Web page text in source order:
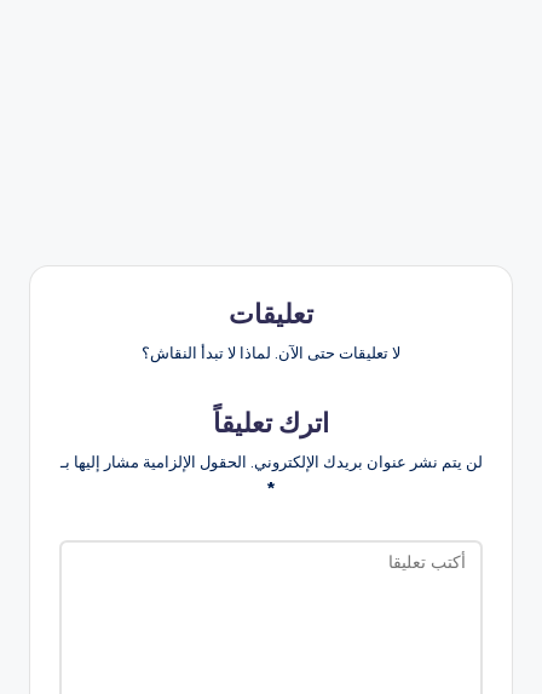
تعليقات
لا تعليقات حتى الآن. لماذا لا تبدأ النقاش؟
اترك تعليقاً
لن يتم نشر عنوان بريدك الإلكتروني. الحقول الإلزامية مشار إليها بـ
*